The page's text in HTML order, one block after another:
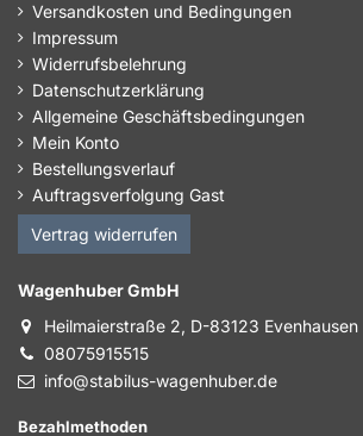
Versandkosten und Bedingungen
Impressum
Widerrufsbelehrung
Datenschutzerklärung
Allgemeine Geschäftsbedingungen
Mein Konto
Bestellungsverlauf
Auftragsverfolgung Gast
Vertrag widerrufen
Wagenhuber GmbH
Heilmaierstraße 2, D-83123 Evenhausen
08075915515
info@stabilus-wagenhuber.de
Bezahlmethoden